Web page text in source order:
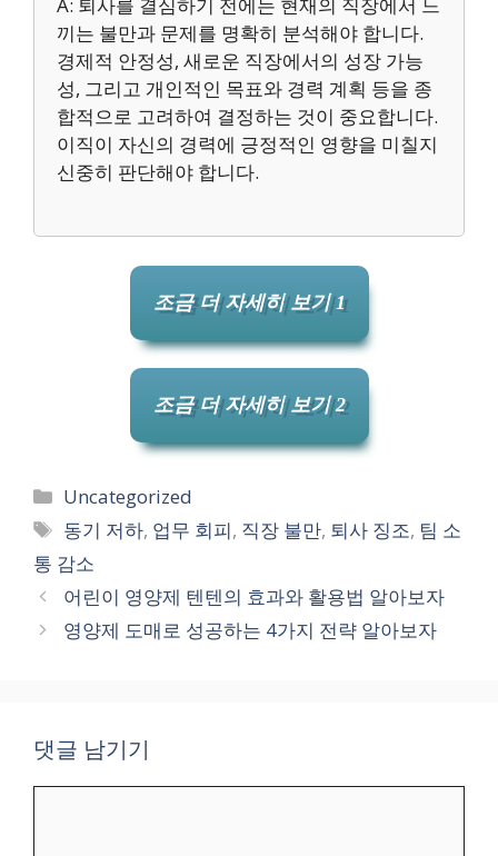
끼는 불만과 문제를 명확히 분석해야 합니다.
경제적 안정성, 새로운 직장에서의 성장 가능
성, 그리고 개인적인 목표와 경력 계획 등을 종
합적으로 고려하여 결정하는 것이 중요합니다.
이직이 자신의 경력에 긍정적인 영향을 미칠지
신중히 판단해야 합니다.
조금 더 자세히 보기 1
조금 더 자세히 보기 2
카
테
고
리
Uncategorized
태
그
동기 저하, 업무 회피, 직장 불만, 퇴사 징조, 팀 소
통 감소
어린이 영양제 텐텐의 효과와 활용법 알아보자
영양제 도매로 성공하는 4가지 전략 알아보자
댓글 남기기